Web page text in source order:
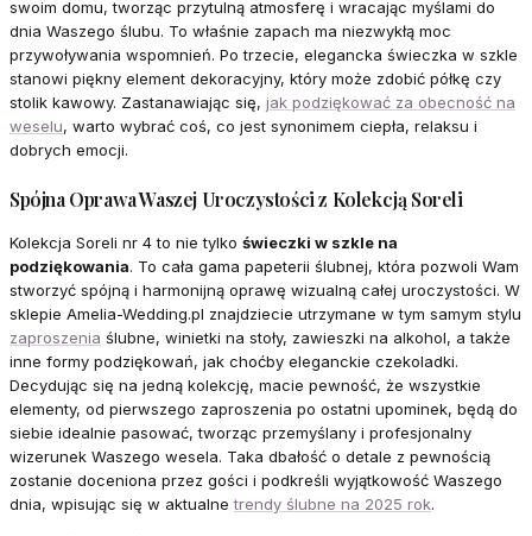
swoim domu, tworząc przytulną atmosferę i wracając myślami do
dnia Waszego ślubu. To właśnie zapach ma niezwykłą moc
przywoływania wspomnień. Po trzecie, elegancka świeczka w szkle
stanowi piękny element dekoracyjny, który może zdobić półkę czy
stolik kawowy. Zastanawiając się, jak podziękować za obecność na
weselu, warto wybrać coś, co jest synonimem ciepła, relaksu i
dobrych emocji.
Spójna Oprawa Waszej Uroczystości z Kolekcją Soreli
Kolekcja Soreli nr 4 to nie tylko świeczki w szkle na
podziękowania. To cała gama papeterii ślubnej, która pozwoli Wam
stworzyć spójną i harmonijną oprawę wizualną całej uroczystości. W
sklepie Amelia-Wedding.pl znajdziecie utrzymane w tym samym stylu
zaproszenia ślubne, winietki na stoły, zawieszki na alkohol, a także
inne formy podziękowań, jak choćby eleganckie czekoladki.
Decydując się na jedną kolekcję, macie pewność, że wszystkie
elementy, od pierwszego zaproszenia po ostatni upominek, będą do
siebie idealnie pasować, tworząc przemyślany i profesjonalny
wizerunek Waszego wesela. Taka dbałość o detale z pewnością
zostanie doceniona przez gości i podkreśli wyjątkowość Waszego
dnia, wpisując się w aktualnetrendy ślubne na 2025 rok.